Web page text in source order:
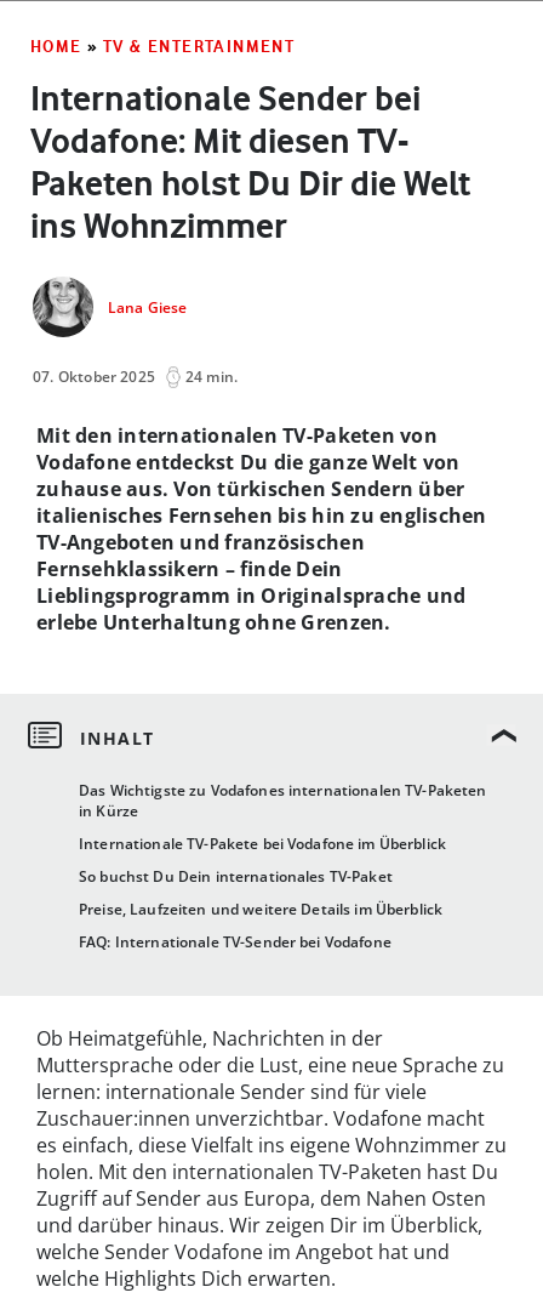
HOME » TV & ENTERTAINMENT
Internationale Sender bei
Vodafone: Mit diesen TV-
Paketen holst Du Dir die Welt
ins Wohnzimmer
Lana Giese
07. Oktober 2025 24 min.
Das Wichtigste zu Vodafones internationalen TV-Paketen
in Kürze
Internationale TV-Pakete bei Vodafone im Überblick
So buchst Du Dein internationales TV-Paket
Preise, Laufzeiten und weitere Details im Überblick
FAQ: Internationale TV-Sender bei Vodafone
Mit den internationalen TV-Paketen von
Vodafone entdeckst Du die ganze Welt von
zuhause aus. Von türkischen Sendern über
italienisches Fernsehen bis hin zu englischen
TV-Angeboten und französischen
Fernsehklassikern – finde Dein
Lieblingsprogramm in Originalsprache und
erlebe Unterhaltung ohne Grenzen.
Ob Heimatgefühle, Nachrichten in der
Muttersprache oder die Lust, eine neue Sprache zu
lernen: internationale Sender sind für viele
Zuschauer:innen unverzichtbar. Vodafone macht
es einfach, diese Vielfalt ins eigene Wohnzimmer zu
holen. Mit den internationalen TV-Paketen hast Du
Zugriff auf Sender aus Europa, dem Nahen Osten
und darüber hinaus. Wir zeigen Dir im Überblick,
welche Sender Vodafone im Angebot hat und
welche Highlights Dich erwarten.